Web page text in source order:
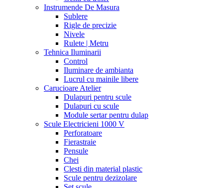
Instrumende De Masura
Sublere
Rigle de precizie
Nivele
Rulete | Metru
Tehnica Iluminarii
Control
Iluminare de ambianta
Lucrul cu mainile libere
Carucioare Atelier
Dulapuri pentru scule
Dulapuri cu scule
Module sertar pentru dulap
Scule Electricieni 1000 V
Perforatoare
Fierastraie
Pensule
Chei
Clesti din material plastic
Scule pentru dezizolare